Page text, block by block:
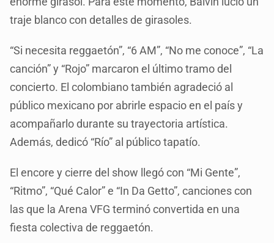
traje blanco con detalles de girasoles.
“Si necesita reggaetón”, “6 AM”, “No me conoce”, “La
canción” y “Rojo” marcaron el último tramo del
concierto. El colombiano también agradeció al
público mexicano por abrirle espacio en el país y
acompañarlo durante su trayectoria artística.
Además, dedicó “Río” al público tapatío.
El encore y cierre del show llegó con “Mi Gente”,
“Ritmo”, “Qué Calor” e “In Da Getto”, canciones con
las que la Arena VFG terminó convertida en una
fiesta colectiva de reggaetón.